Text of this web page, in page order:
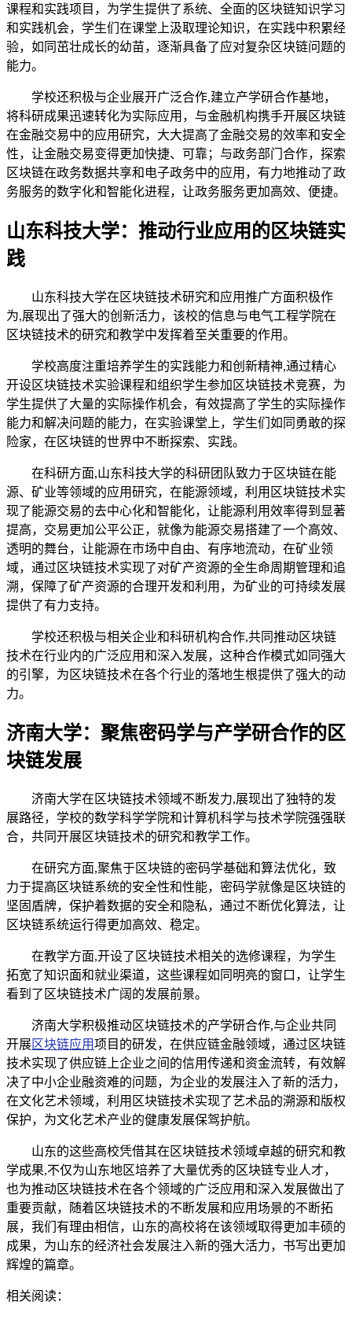
课程和实践项目，为学生提供了系统、全面的区块链知识学习
和实践机会，学生们在课堂上汲取理论知识，在实践中积累经
验，如同茁壮成长的幼苗，逐渐具备了应对复杂区块链问题的
能力。
学校还积极与企业展开广泛合作,建立产学研合作基地，
将科研成果迅速转化为实际应用，与金融机构携手开展区块链
在金融交易中的应用研究，大大提高了金融交易的效率和安全
性，让金融交易变得更加快捷、可靠；与政务部门合作，探索
区块链在政务数据共享和电子政务中的应用，有力地推动了政
务服务的数字化和智能化进程，让政务服务更加高效、便捷。
山东科技大学：推动行业应用的区块链实
践
山东科技大学在区块链技术研究和应用推广方面积极作
为,展现出了强大的创新活力，该校的信息与电气工程学院在
区块链技术的研究和教学中发挥着至关重要的作用。
学校高度注重培养学生的实践能力和创新精神,通过精心
开设区块链技术实验课程和组织学生参加区块链技术竞赛，为
学生提供了大量的实际操作机会，有效提高了学生的实际操作
能力和解决问题的能力，在实验课堂上，学生们如同勇敢的探
险家，在区块链的世界中不断探索、实践。
在科研方面,山东科技大学的科研团队致力于区块链在能
源、矿业等领域的应用研究，在能源领域，利用区块链技术实
现了能源交易的去中心化和智能化，让能源利用效率得到显著
提高，交易更加公平公正，就像为能源交易搭建了一个高效、
透明的舞台，让能源在市场中自由、有序地流动，在矿业领
域，通过区块链技术实现了对矿产资源的全生命周期管理和追
溯，保障了矿产资源的合理开发和利用，为矿业的可持续发展
提供了有力支持。
学校还积极与相关企业和科研机构合作,共同推动区块链
技术在行业内的广泛应用和深入发展，这种合作模式如同强大
的引擎，为区块链技术在各个行业的落地生根提供了强大的动
力。
济南大学：聚焦密码学与产学研合作的区
块链发展
济南大学在区块链技术领域不断发力,展现出了独特的发
展路径，学校的数学科学学院和计算机科学与技术学院强强联
合，共同开展区块链技术的研究和教学工作。
在研究方面,聚焦于区块链的密码学基础和算法优化，致
力于提高区块链系统的安全性和性能，密码学就像是区块链的
坚固盾牌，保护着数据的安全和隐私，通过不断优化算法，让
区块链系统运行得更加高效、稳定。
在教学方面,开设了区块链技术相关的选修课程，为学生
拓宽了知识面和就业渠道，这些课程如同明亮的窗口，让学生
看到了区块链技术广阔的发展前景。
济南大学积极推动区块链技术的产学研合作,与企业共同
开展区块链应用项目的研发，在供应链金融领域，通过区块链
技术实现了供应链上企业之间的信用传递和资金流转，有效解
决了中小企业融资难的问题，为企业的发展注入了新的活力，
在文化艺术领域，利用区块链技术实现了艺术品的溯源和版权
保护，为文化艺术产业的健康发展保驾护航。
山东的这些高校凭借其在区块链技术领域卓越的研究和教
学成果,不仅为山东地区培养了大量优秀的区块链专业人才，
也为推动区块链技术在各个领域的广泛应用和深入发展做出了
重要贡献，随着区块链技术的不断发展和应用场景的不断拓
展，我们有理由相信，山东的高校将在该领域取得更加丰硕的
成果，为山东的经济社会发展注入新的强大活力，书写出更加
辉煌的篇章。
相关阅读：